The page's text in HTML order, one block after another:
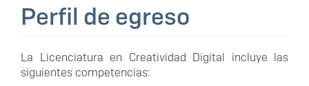
Perfil de egreso
La Licenciatura en Creatividad Digital incluye las
siguientes competencias: